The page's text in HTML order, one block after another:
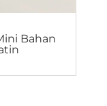
Bahan